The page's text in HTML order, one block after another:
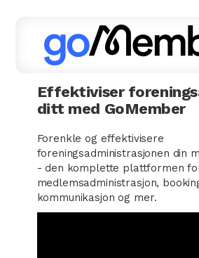
Effektiviser
ditt med GoMember
Forenkle og effektivisere
foreningsadministrasjonen din
- den komplette plattformen
medlemsadministrasjon,
kommunikasjon og mer.